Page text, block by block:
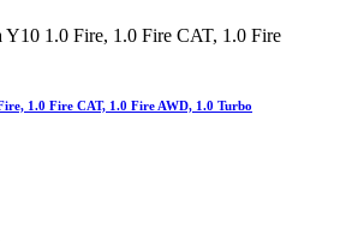
1.0 Fire CAT, 1.0 Fire AWD, 1.0 Turbo